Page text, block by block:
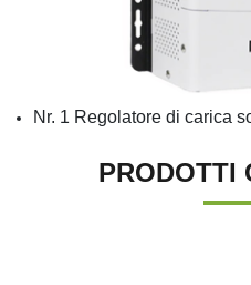
Nr. 1 Regolatore di carica
PRODOTTI